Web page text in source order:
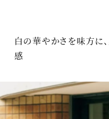
白の華やかさを味方に
感